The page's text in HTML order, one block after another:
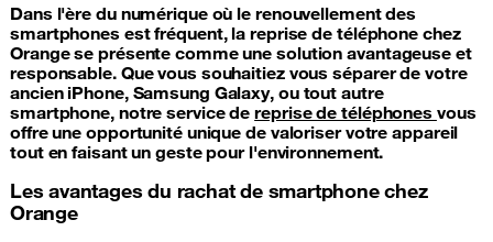
Dans l'ère du numérique où le renouvellement des
smartphones est fréquent, la reprise de téléphone chez
Orange se présente comme une solution avantageuse et
responsable. Que vous souhaitiez vous séparer de votre
ancien iPhone, Samsung Galaxy, ou tout autre
smartphone, notre service dereprise de téléphones vous
offre une opportunité unique de valoriser votre appareil
tout en faisant un geste pour l'environnement.
Les avantages du rachat de smartphone chez
Orange